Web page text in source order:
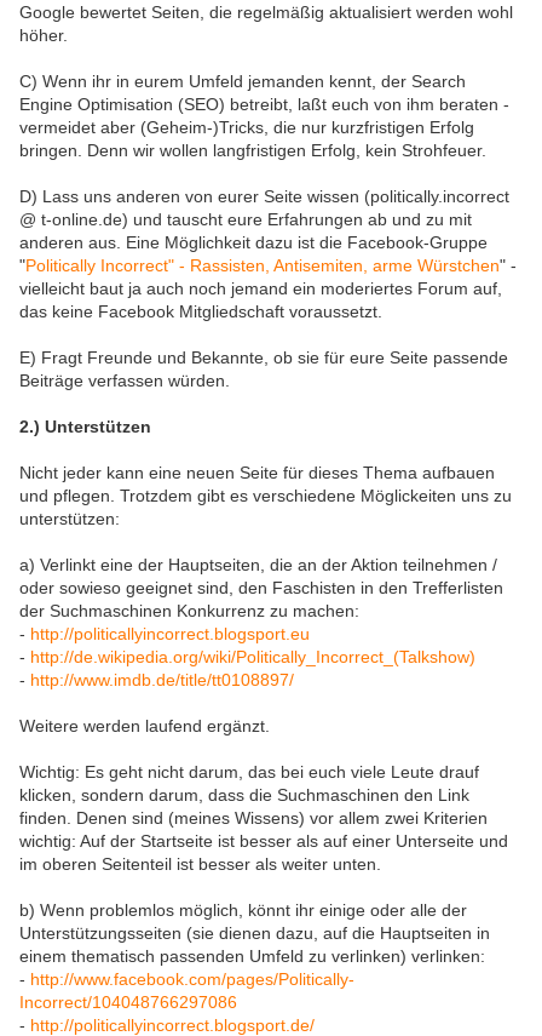
Google bewertet Seiten, die regelmäßig aktualisiert werden wohl
höher.
C) Wenn ihr in eurem Umfeld jemanden kennt, der Search
Engine Optimisation (SEO) betreibt, laßt euch von ihm beraten -
vermeidet aber (Geheim-)Tricks, die nur kurzfristigen Erfolg
bringen. Denn wir wollen langfristigen Erfolg, kein Strohfeuer.
D) Lass uns anderen von eurer Seite wissen (politically.incorrect
@ t-online.de) und tauscht eure Erfahrungen ab und zu mit
anderen aus. Eine Möglichkeit dazu ist die Facebook-Gruppe
"Politically Incorrect" - Rassisten, Antisemiten, arme Würstchen" -
vielleicht baut ja auch noch jemand ein moderiertes Forum auf,
das keine Facebook Mitgliedschaft voraussetzt.
E) Fragt Freunde und Bekannte, ob sie für eure Seite passende
Beiträge verfassen würden.
2.) Unterstützen
Nicht jeder kann eine neuen Seite für dieses Thema aufbauen
und pflegen. Trotzdem gibt es verschiedene Möglickeiten uns zu
unterstützen:
a) Verlinkt eine der Hauptseiten, die an der Aktion teilnehmen /
oder sowieso geeignet sind, den Faschisten in den Trefferlisten
der Suchmaschinen Konkurrenz zu machen:
- http://politicallyincorrect.blogsport.eu
- http://de.wikipedia.org/wiki/Politically_Incorrect_(Talkshow)
- http://www.imdb.de/title/tt0108897/
Weitere werden laufend ergänzt.
Wichtig: Es geht nicht darum, das bei euch viele Leute drauf
klicken, sondern darum, dass die Suchmaschinen den Link
finden. Denen sind (meines Wissens) vor allem zwei Kriterien
wichtig: Auf der Startseite ist besser als auf einer Unterseite und
im oberen Seitenteil ist besser als weiter unten.
b) Wenn problemlos möglich, könnt ihr einige oder alle der
Unterstützungsseiten (sie dienen dazu, auf die Hauptseiten in
einem thematisch passenden Umfeld zu verlinken) verlinken:
- http://www.facebook.com/pages/Politically-
Incorrect/104048766297086
- http://politicallyincorrect.blogsport.de/